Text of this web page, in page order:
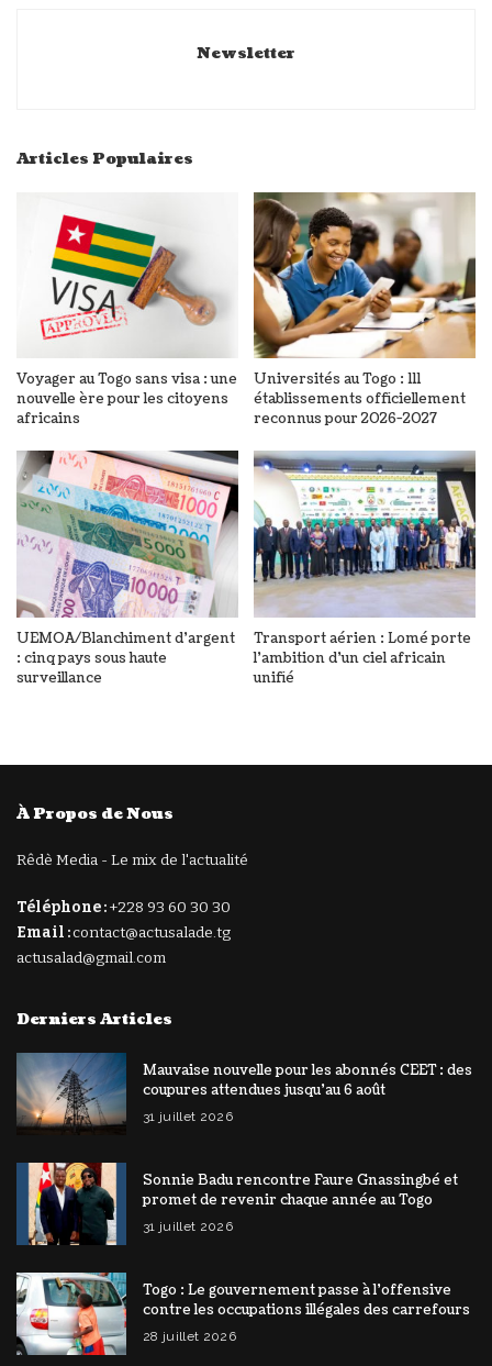
Newsletter
Articles Populaires
Voyager au Togo sans visa : une
nouvelle ère pour les citoyens
africains
Universités au Togo : 111
établissements officiellement
reconnus pour 2026-2027
UEMOA/Blanchiment d’argent
: cinq pays sous haute
surveillance
Transport aérien : Lomé porte
l’ambition d’un ciel africain
unifié
À Propos de Nous
Rêdè Media - Le mix de l'actualité
Téléphone :+228 93 60 30 30
Email :contact@actusalade.tg
actusalad@gmail.com
Derniers Articles
Mauvaise nouvelle pour les abonnés CEET : des
coupures attendues jusqu’au 6 août
31 juillet 2026
Sonnie Badu rencontre Faure Gnassingbé et
promet de revenir chaque année au Togo
31 juillet 2026
Togo : Le gouvernement passe à l’offensive
contre les occupations illégales des carrefours
28 juillet 2026